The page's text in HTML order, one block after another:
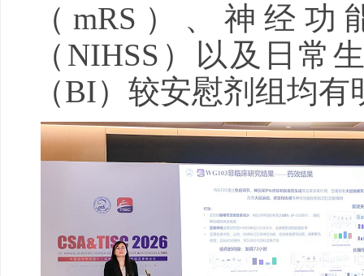
（mRS）、神经功
（NIHSS）以及日常
（BI）较安慰剂组均